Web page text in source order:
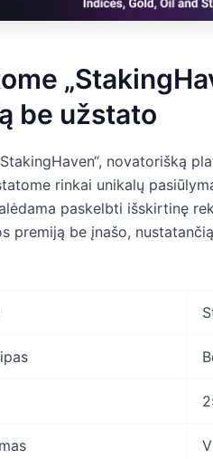
be užstato
novatorišką
rinkai unikalų
paskelbti išskirtinę
premiją be įnašo,